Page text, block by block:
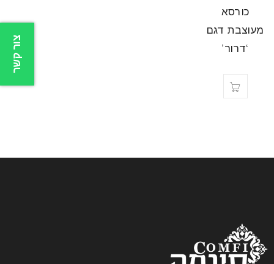
כורסא
מעוצבת דגם
‘דרור’
צור קשר